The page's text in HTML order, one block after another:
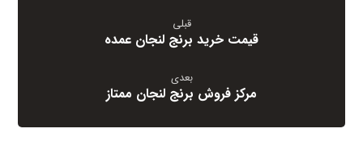
قبلی
قیمت خرید برنج لنجان عمده
بعدی
مرکز فروش برنج لنجان ممتاز